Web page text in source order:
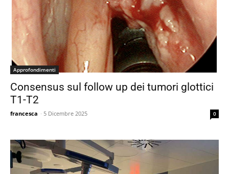
Approfondimenti
Consensus sul follow up dei tumori glottici
T1-T2
francesca - 5 Dicembre 2025 0